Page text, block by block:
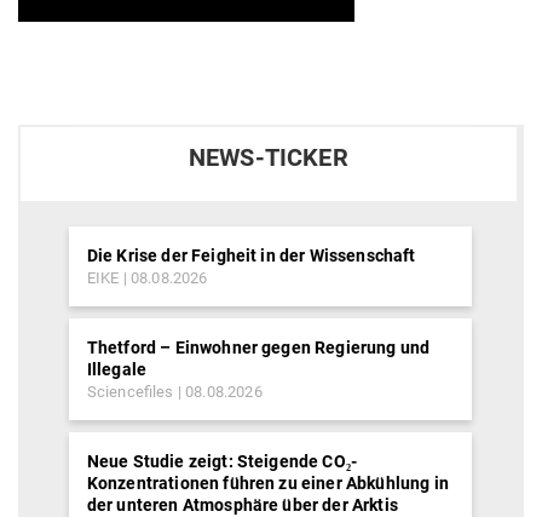
NEWS-TICKER
Die Krise der Feigheit in der Wissenschaft
EIKE 08.08.2026
Thetford – Einwohner gegen Regierung und
Illegale
Sciencefiles 08.08.2026
Neue Studie zeigt: Steigende CO₂-
Konzentrationen führen zu einer Abkühlung in
der unteren Atmosphäre über der Arktis